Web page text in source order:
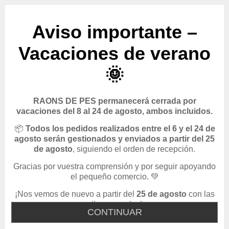
CONTINUAR
Aviso importante –
Vacaciones de verano
🌞
RAONS DE PES permanecerá cerrada por
vacaciones del 8 al 24 de agosto, ambos incluidos.
📦 Todos los pedidos realizados entre el 6 y el 24 de
agosto serán gestionados y enviados a partir del 25
de agosto, siguiendo el orden de recepción.
Gracias por vuestra comprensión y por seguir apoyando
el pequeño comercio. 💚
¡Nos vemos de nuevo a partir del 25 de agosto con las
pilas cargadas!